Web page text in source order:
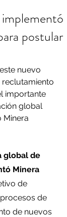
postular
nuevo
importante
global
Minera
global de
Minera
de
de
de nuevos